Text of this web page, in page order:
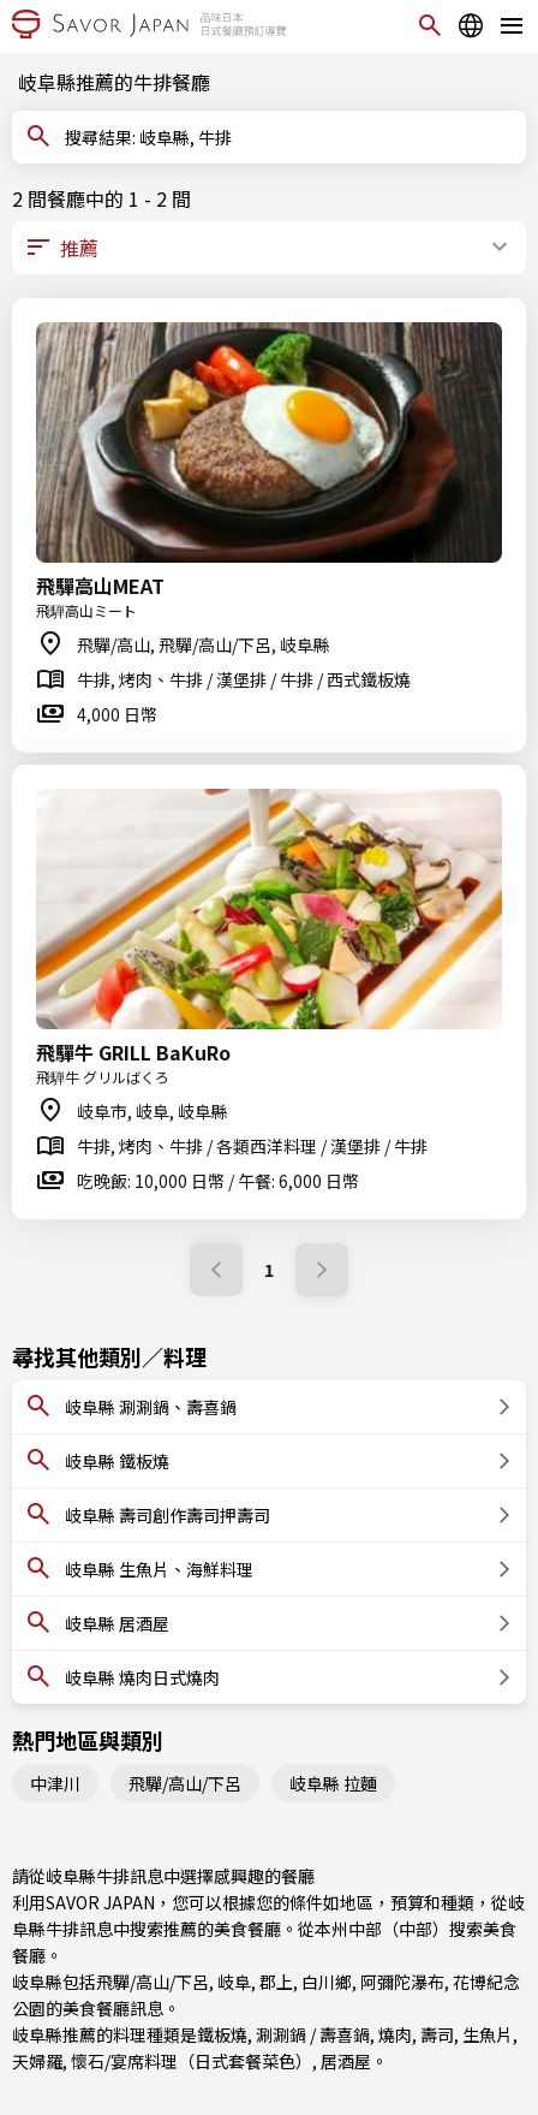
岐阜縣推薦的牛排餐廳
搜尋結果: 岐阜縣, 牛排
2 間餐廳中的 1 - 2 間
飛驒高山MEAT
飛騨高山ミート
飛驒/高山, 飛驒/高山/下呂, 岐阜縣
牛排, 烤肉、牛排 / 漢堡排 / 牛排 / 西式鐵板燒
4,000 日幣
飛驒牛 GRILL BaKuRo
飛騨牛 グリルばくろ
岐阜市, 岐阜, 岐阜縣
牛排, 烤肉、牛排 / 各類西洋料理 / 漢堡排 / 牛排
吃晚飯: 10,000 日幣 / 午餐: 6,000 日幣
1
尋找其他類別／料理
岐阜縣 涮涮鍋、壽喜鍋
岐阜縣 鐵板燒
岐阜縣 壽司創作壽司押壽司
岐阜縣 生魚片、海鮮料理
岐阜縣 居酒屋
岐阜縣 燒肉日式燒肉
熱門地區與類別
中津川 飛驒/高山/下呂 岐阜縣 拉麵
請從岐阜縣牛排訊息中選擇感興趣的餐廳
利用SAVOR JAPAN，您可以根據您的條件如地區，預算和種類，從岐
阜縣牛排訊息中搜索推薦的美食餐廳。從本州中部（中部） 搜索美食
餐廳。
岐阜縣包括飛驒/高山/下呂, 岐阜, 郡上, 白川鄉, 阿彌陀瀑布, 花博紀念
公園的美食餐廳訊息。
岐阜縣推薦的料理種類是鐵板燒, 涮涮鍋 / 壽喜鍋, 燒肉, 壽司, 生魚片 ,
天婦羅, 懷石/宴席料理（日式套餐菜色） , 居酒屋 。